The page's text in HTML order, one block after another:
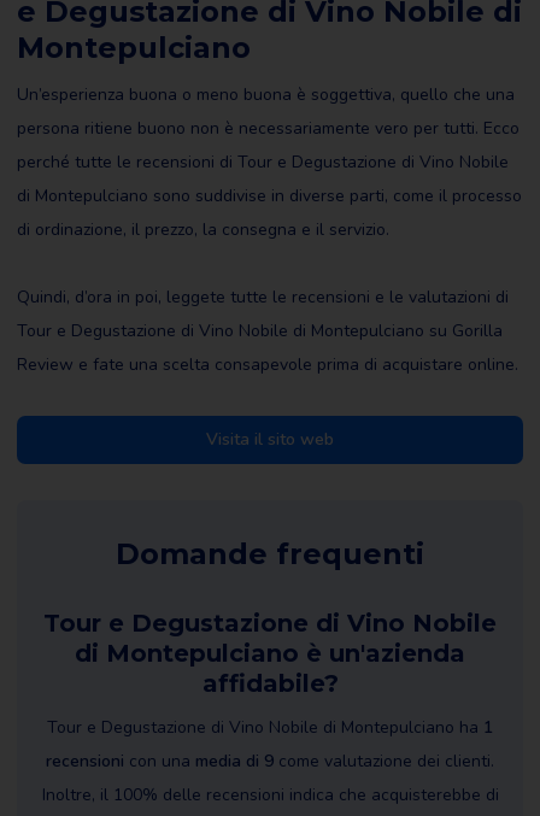
e Degustazione di Vino Nobile di
Montepulciano
Un’esperienza buona o meno buona è soggettiva, quello che una
persona ritiene buono non è necessariamente vero per tutti. Ecco
perché tutte le recensioni di Tour e Degustazione di Vino Nobile
di Montepulciano sono suddivise in diverse parti, come il processo
di ordinazione, il prezzo, la consegna e il servizio.
Quindi, d’ora in poi, leggete tutte le recensioni e le valutazioni di
Tour e Degustazione di Vino Nobile di Montepulciano su Gorilla
Review e fate una scelta consapevole prima di acquistare online.
Visita il sito web
Domande frequenti
Tour e Degustazione di Vino Nobile
di Montepulciano è un'azienda
affidabile?
Tour e Degustazione di Vino Nobile di Montepulciano ha 1
recensioni con una media di 9 come valutazione dei clienti.
Inoltre, il 100% delle recensioni indica che acquisterebbe di